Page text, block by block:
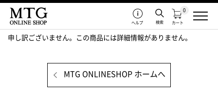
カート
0
検索
ヘルプ
申し訳ございません。この商品には詳細情報がありません。
MTG ONLINESHOP ホームへ